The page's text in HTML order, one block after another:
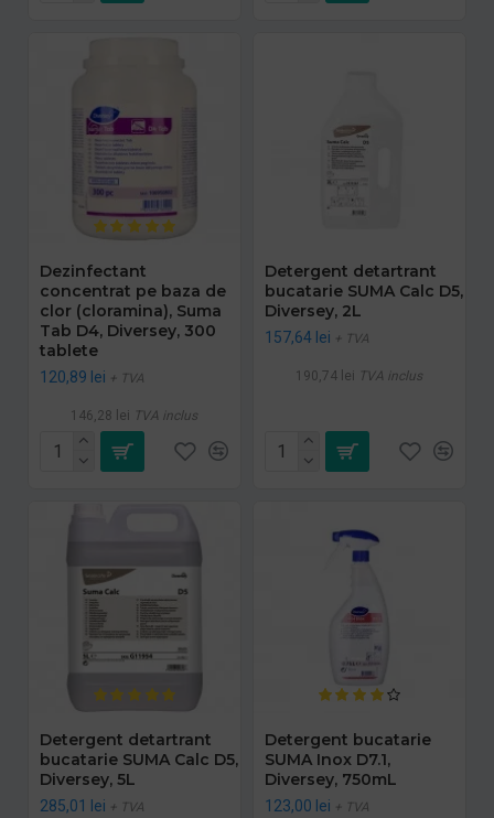
Dezinfectant
concentrat pe baza de
clor (cloramina), Suma
Tab D4, Diversey, 300
tablete
120,89 lei + TVA
146,28 lei TVA inclus
Detergent detartrant
bucatarie SUMA Calc D5,
Diversey, 2L
157,64 lei + TVA
190,74 lei TVA inclus
Detergent detartrant
bucatarie SUMA Calc D5,
Diversey, 5L
285,01 lei + TVA
Detergent bucatarie
SUMA Inox D7.1,
Diversey, 750mL
123,00 lei + TVA